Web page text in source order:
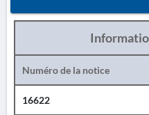
Numéro de la notice
16622